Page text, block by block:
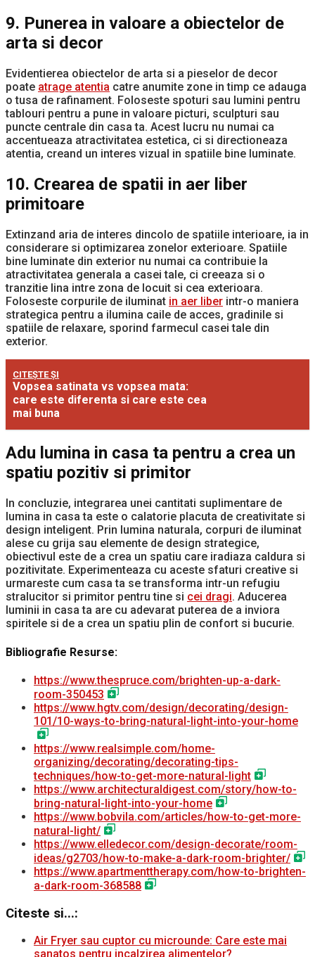
9. Punerea in valoare a obiectelor de
arta si decor
Evidentierea obiectelor de arta si a pieselor de decor
poate atrage atentia catre anumite zone in timp ce adauga
o tusa de rafinament. Foloseste spoturi sau lumini pentru
tablouri pentru a pune in valoare picturi, sculpturi sau
puncte centrale din casa ta. Acest lucru nu numai ca
accentueaza atractivitatea estetica, ci si directioneaza
atentia, creand un interes vizual in spatiile bine luminate.
10. Crearea de spatii in aer liber
primitoare
Extinzand aria de interes dincolo de spatiile interioare, ia in
considerare si optimizarea zonelor exterioare. Spatiile
bine luminate din exterior nu numai ca contribuie la
atractivitatea generala a casei tale, ci creeaza si o
tranzitie lina intre zona de locuit si cea exterioara.
Foloseste corpurile de iluminat in aer liber intr-o maniera
strategica pentru a ilumina caile de acces, gradinile si
spatiile de relaxare, sporind farmecul casei tale din
exterior.
CITEȘTE ȘI
Vopsea satinata vs vopsea mata:
care este diferenta si care este cea
mai buna
Adu lumina in casa ta pentru a crea un
spatiu pozitiv si primitor
In concluzie, integrarea unei cantitati suplimentare de
lumina in casa ta este o calatorie placuta de creativitate si
design inteligent. Prin lumina naturala, corpuri de iluminat
alese cu grija sau elemente de design strategice,
obiectivul este de a crea un spatiu care iradiaza caldura si
pozitivitate. Experimenteaza cu aceste sfaturi creative si
urmareste cum casa ta se transforma intr-un refugiu
stralucitor si primitor pentru tine si cei dragi. Aducerea
luminii in casa ta are cu adevarat puterea de a inviora
spiritele si de a crea un spatiu plin de confort si bucurie.
Bibliografie Resurse:
https://www.thespruce.com/brighten-up-a-dark-
room-350453
https://www.hgtv.com/design/decorating/design-
101/10-ways-to-bring-natural-light-into-your-home
https://www.realsimple.com/home-
organizing/decorating/decorating-tips-
techniques/how-to-get-more-natural-light
https://www.architecturaldigest.com/story/how-to-
bring-natural-light-into-your-home
https://www.bobvila.com/articles/how-to-get-more-
natural-light/
https://www.elledecor.com/design-decorate/room-
ideas/g2703/how-to-make-a-dark-room-brighter/
https://www.apartmenttherapy.com/how-to-brighten-
a-dark-room-368588
Citeste si...:
Air Fryer sau cuptor cu microunde: Care este mai
sanatos pentru incalzirea alimentelor?